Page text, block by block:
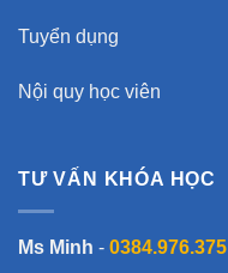
Tuyển dụng
Nội quy học viên
TƯ VẤN KHÓA HỌC
Ms Minh - 0384.976.375